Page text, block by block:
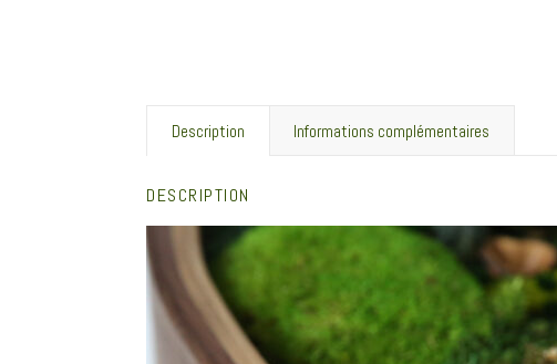
Description Informations complémentaires
DESCRIPTION